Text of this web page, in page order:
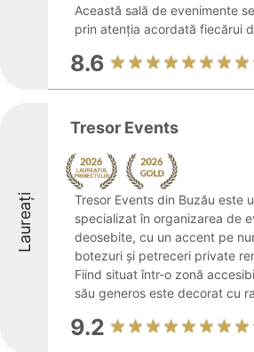
Această sală de evenimente
prin atenția acordată fiecărui
8.6
Laureați
Tresor Events
Tresor Events din Buzău este
specializat în organizarea de
deosebite, cu un accent pe
botezuri și petreceri private
Fiind situat într-o zonă
său generos este decorat cu
9.2